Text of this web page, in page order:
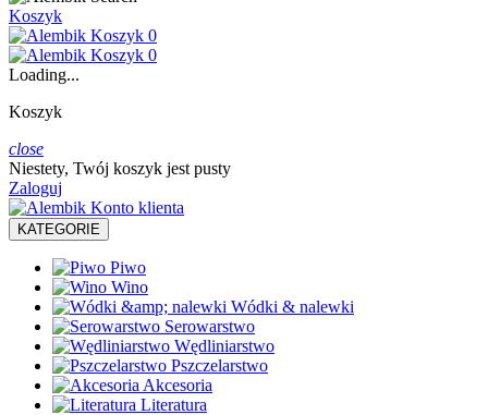
Koszyk
0
0
Loading...
Koszyk
close
Niestety, Twój koszyk jest pusty
Zaloguj
KATEGORIE
Piwo
Wino
Wódki & nalewki
Serowarstwo
Wędliniarstwo
Pszczelarstwo
Akcesoria
Literatura